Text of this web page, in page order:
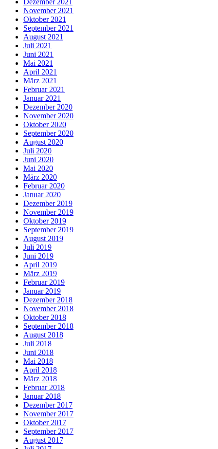
Dezember 2021
November 2021
Oktober 2021
September 2021
August 2021
Juli 2021
Juni 2021
Mai 2021
April 2021
März 2021
Februar 2021
Januar 2021
Dezember 2020
November 2020
Oktober 2020
September 2020
August 2020
Juli 2020
Juni 2020
Mai 2020
März 2020
Februar 2020
Januar 2020
Dezember 2019
November 2019
Oktober 2019
September 2019
August 2019
Juli 2019
Juni 2019
April 2019
März 2019
Februar 2019
Januar 2019
Dezember 2018
November 2018
Oktober 2018
September 2018
August 2018
Juli 2018
Juni 2018
Mai 2018
April 2018
März 2018
Februar 2018
Januar 2018
Dezember 2017
November 2017
Oktober 2017
September 2017
August 2017